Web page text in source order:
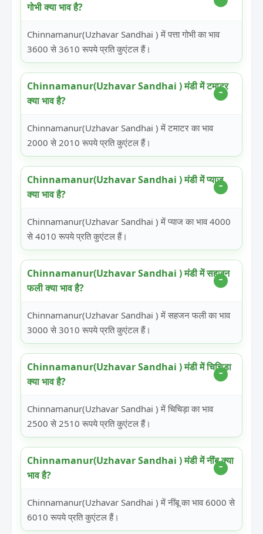
गोभी क्या भाव है?
Chinnamanur(Uzhavar Sandhai ) में पत्ता गोभी का भाव
3600 से 3610 रूपये प्रति कुएंटल हैं।
Chinnamanur(Uzhavar Sandhai ) मंडी में टमाटर
क्या भाव है?
Chinnamanur(Uzhavar Sandhai ) में टमाटर का भाव
2000 से 2010 रूपये प्रति कुएंटल हैं।
Chinnamanur(Uzhavar Sandhai ) मंडी में प्याज
क्या भाव है?
Chinnamanur(Uzhavar Sandhai ) में प्याज का भाव 4000
से 4010 रूपये प्रति कुएंटल हैं।
Chinnamanur(Uzhavar Sandhai ) मंडी में सहजन
फली क्या भाव है?
Chinnamanur(Uzhavar Sandhai ) में सहजन फली का भाव
3000 से 3010 रूपये प्रति कुएंटल हैं।
Chinnamanur(Uzhavar Sandhai ) मंडी में चिचिड़ा
क्या भाव है?
Chinnamanur(Uzhavar Sandhai ) में चिचिड़ा का भाव
2500 से 2510 रूपये प्रति कुएंटल हैं।
Chinnamanur(Uzhavar Sandhai ) मंडी में नींबू क्या
भाव है?
Chinnamanur(Uzhavar Sandhai ) में नींबू का भाव 6000 से
6010 रूपये प्रति कुएंटल हैं।